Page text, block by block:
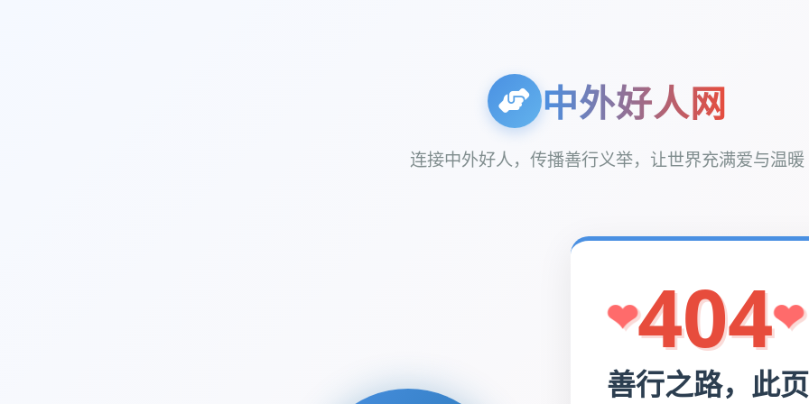
中外好人网
连接中外好人，传播善行义举，让世界充满爱与温暖
404
善行之路，此